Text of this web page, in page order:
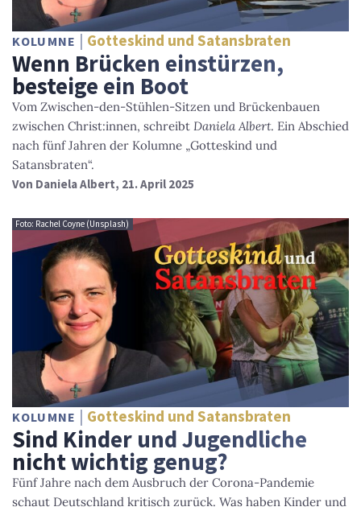
KOLUMNE Gotteskind und Satansbraten
Wenn Brücken einstürzen,
besteige ein Boot
Vom Zwischen-den-Stühlen-Sitzen und Brückenbauen
zwischen Christ:innen, schreibt Daniela Albert. Ein Abschied
nach fünf Jahren der Kolumne „Gotteskind und
Satansbraten“.
Von Daniela Albert, 21. April 2025
Foto: Rachel Coyne (Unsplash)
KOLUMNE Gotteskind und Satansbraten
Sind Kinder und Jugendliche
nicht wichtig genug?
Fünf Jahre nach dem Ausbruch der Corona-Pandemie
schaut Deutschland kritisch zurück. Was haben Kinder und